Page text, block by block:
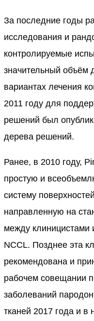
За последние годы
исследования и
контролируемые
значительный объём
вариантах лечения
2011 году для
решений был
дерева решений.
Ранее, в 2010 году,
простую и
систему
направленную на
между клиницистами
NCCL. Позднее эта
рекомендована и
рабочем совещании
заболеваний
тканей 2017 года и в